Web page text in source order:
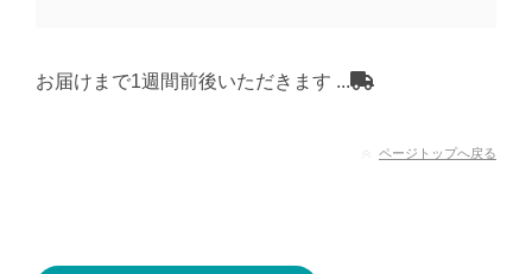
お届けまで1週間前後いただきます ...
ページトップへ戻る